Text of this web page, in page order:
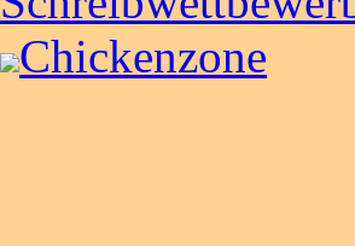
Chickenzone